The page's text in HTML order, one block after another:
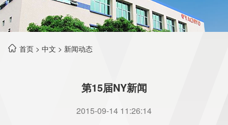
首页 > 中文 > 新闻动态
第15届NY新闻
2015-09-14 11:26:14